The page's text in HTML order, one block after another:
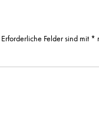
Erforderliche Felder sind mit *